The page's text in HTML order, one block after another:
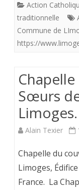
Action
traditionnelle
Commune de
https://
Sœurs
Limoges.
Alain Texier
Chapelle du
Limoges,
France. La